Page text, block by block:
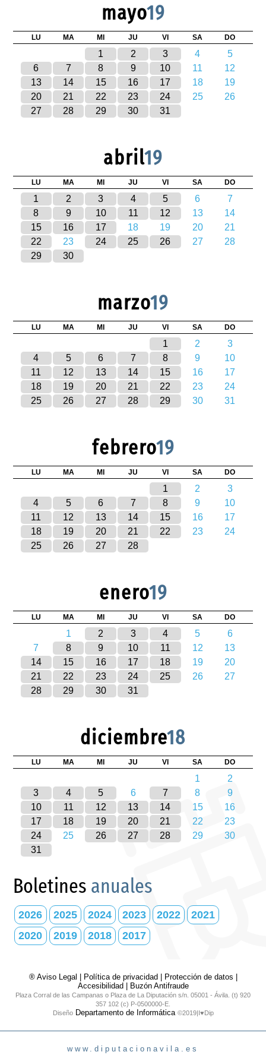
mayo19
LU MA MI JU VI SA DO
1 2 3 4
5
6
7 8 9 10 11
12
13
14 15 16 17 18
19
20
21 22 23 24 25
26
27
28 29 30 31
abril19
LU MA MI JU VI SA DO
1 2 3 4 5 6
7
8
9 10 11 12 13
14
15
16 17 18 19 20
21
22
23 24 25 26 27
28
29
30
marzo19
LU MA MI JU VI SA DO
1 2
3
4
5 6 7 8 9
10
11
12 13 14 15 16
17
18
19 20 21 22 23
24
25
26 27 28 29 30 31
febrero19
LU MA MI JU VI SA DO
1 2
3
4
5 6 7 8 9
10
11
12 13 14 15 16
17
18
19 20 21 22 23
24
25
26 27 28
enero19
LU MA MI JU VI SA DO
1 2 3 4 5
6
7
8 9 10 11 12
13
14
15 16 17 18 19
20
21
22 23 24 25 26
27
28
29 30 31
diciembre18
LU MA MI JU VI SA DO
1
2
3
4 5 6 7 8
9
10
11 12 13 14 15
16
17
18 19 20 21 22
23
24
25 26 27 28 29
30
31
Boletines anuales
2026 2025 2024 2023 2022
2021
2020
2019 2018 2017
® Aviso Legal Política de privacidad Protección de datos
Accesibilidad
Buzón Antifraude
Plaza Corral de las Campanas o Plaza de La Diputación s/n. 05001 - Ávila. (t) 920
357 102 (c) P-0500000-E.
DiseñoDepartamento de Informática ©2019|I♥Dip
www.diputacionavila.es